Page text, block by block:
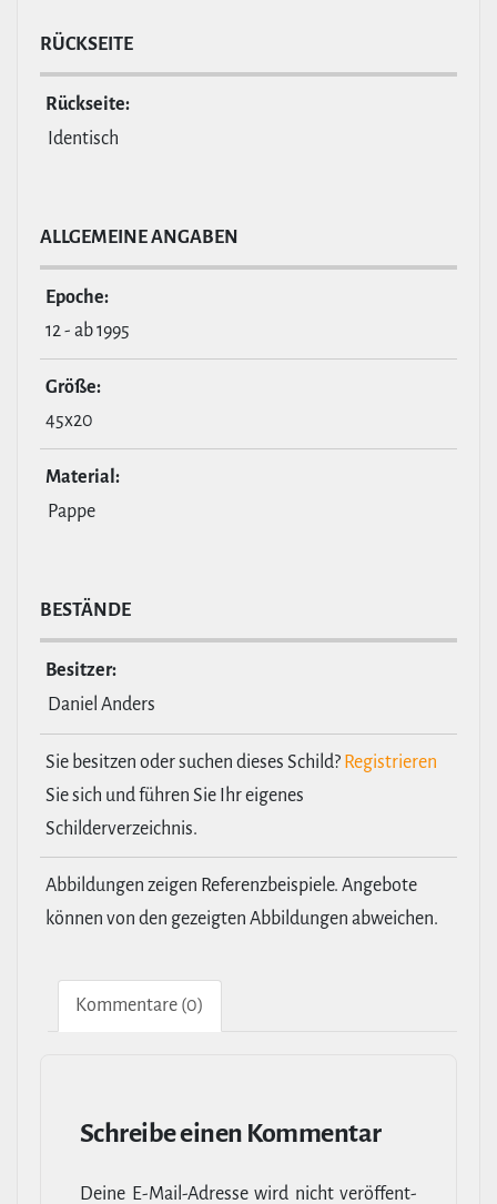
RÜCKSEITE
Rückseite:
Identisch
ALL­GE­MEINE ANGABEN
Epoche:
12 - ab 1995
Größe:
45x20
Material:
Pappe
BESTÄNDE
Besitzer:
Daniel Anders
Sie besitzen oder suchen dieses Schild? Registrieren
Sie sich und führen Sie Ihr eigenes
Schilderverzeichnis.
Abbildungen zeigen Referenzbeispiele. Angebote
können von den gezeigten Abbildungen abweichen.
Kom­men­tare (0)
Schreibe einen Kommentar
Deine E‑Mail-​Adresse wird nicht ver­öf­fent­